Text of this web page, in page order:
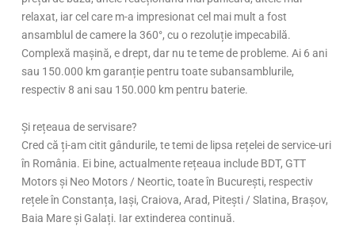
relaxat, iar cel care m-a impresionat cel mai mult a fost
ansamblul de camere la 360°, cu o rezoluție impecabilă.
Complexă mașină, e drept, dar nu te teme de probleme. Ai 6 ani
sau 150.000 km garanție pentru toate subansamblurile,
respectiv 8 ani sau 150.000 km pentru baterie.
Și rețeaua de servisare?
Cred că ți-am citit gândurile, te temi de lipsa rețelei de service-uri
în România. Ei bine, actualmente rețeaua include BDT, GTT
Motors și Neo Motors / Neortic, toate în București, respectiv
rețele în Constanța, Iași, Craiova, Arad, Pitești / Slatina, Brașov,
Baia Mare și Galați. Iar extinderea continuă.